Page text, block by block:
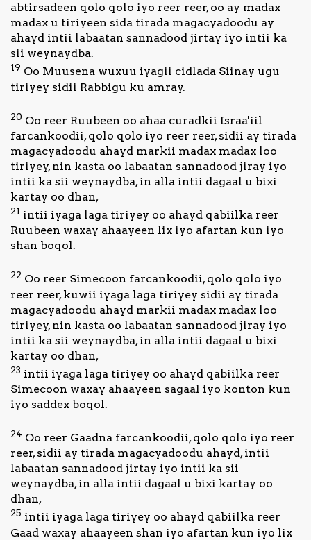
abtirsadeen qolo qolo iyo reer reer, oo ay madax
madax u tiriyeen sida tirada magacyadoodu ay
ahayd intii labaatan sannadood jirtay iyo intii ka
sii weynaydba.
19 Oo Muusena wuxuu iyagii cidlada Siinay ugu
tiriyey sidii Rabbigu ku amray.
20 Oo reer Ruubeen oo ahaa curadkii Israa'iil
farcankoodii, qolo qolo iyo reer reer, sidii ay tirada
magacyadoodu ahayd markii madax madax loo
tiriyey, nin kasta oo labaatan sannadood jiray iyo
intii ka sii weynaydba, in alla intii dagaal u bixi
kartay oo dhan,
21 intii iyaga laga tiriyey oo ahayd qabiilka reer
Ruubeen waxay ahaayeen lix iyo afartan kun iyo
shan boqol.
22 Oo reer Simecoon farcankoodii, qolo qolo iyo
reer reer, kuwii iyaga laga tiriyey sidii ay tirada
magacyadoodu ahayd markii madax madax loo
tiriyey, nin kasta oo labaatan sannadood jiray iyo
intii ka sii weynaydba, in alla intii dagaal u bixi
kartay oo dhan,
23 intii iyaga laga tiriyey oo ahayd qabiilka reer
Simecoon waxay ahaayeen sagaal iyo konton kun
iyo saddex boqol.
24 Oo reer Gaadna farcankoodii, qolo qolo iyo reer
reer, sidii ay tirada magacyadoodu ahayd, intii
labaatan sannadood jirtay iyo intii ka sii
weynaydba, in alla intii dagaal u bixi kartay oo
dhan,
25 intii iyaga laga tiriyey oo ahayd qabiilka reer
Gaad waxay ahaayeen shan iyo afartan kun iyo lix